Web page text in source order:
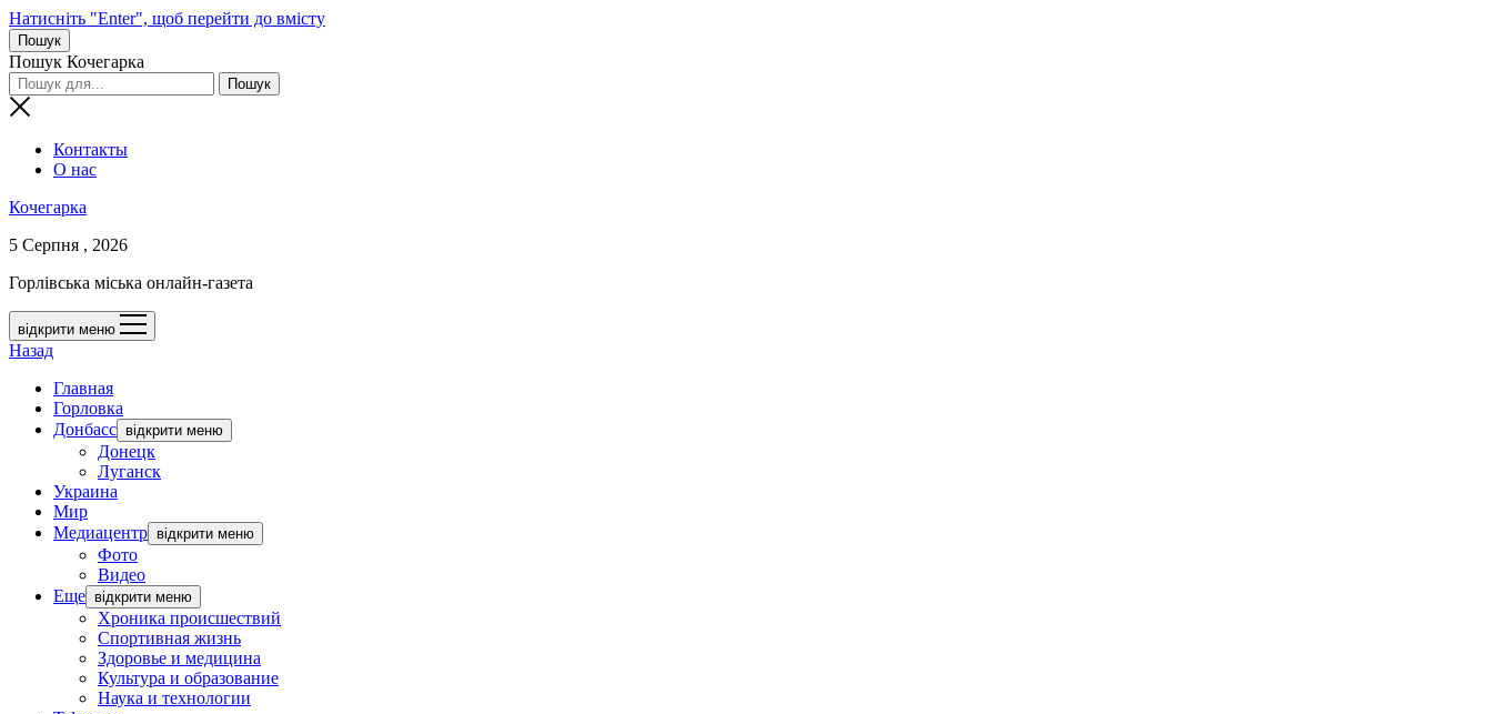
Натисніть "Enter", щоб перейти до вмісту
Пошук
Пошук Кочегарка
Контакты
О нас
Кочегарка
5 Серпня , 2026
Горлівська міська онлайн-газета
відкрити меню
Назад
Главная
Горловка
Донбасс відкрити меню
Донецк
Луганск
Украина
Мир
Медиацентр відкрити меню
Фото
Видео
Еще відкрити меню
Хроника происшествий
Спортивная жизнь
Здоровье и медицина
Культура и образование
Наука и технологии